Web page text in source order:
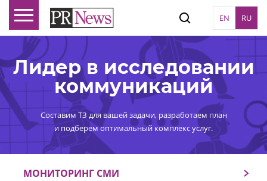
EN RU
Лидер в исследовании
коммуникаций
Составим ТЗ для вашей задачи, разработаем план
и подберем оптимальный комплекс услуг.
МОНИТОРИНГ СМИ